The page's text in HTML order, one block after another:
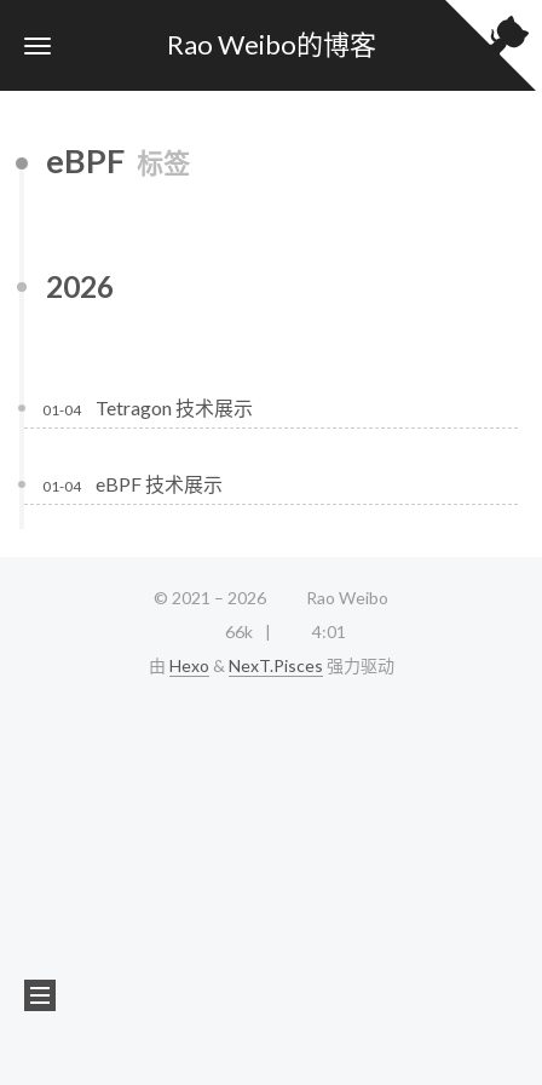
Rao Weibo的博客
eBPF 标签
2026
01-04 Tetragon 技术展示
01-04 eBPF 技术展示
© 2021 – 2026
Rao Weibo
66k
4:01
由 Hexo & NexT.Pisces 强力驱动